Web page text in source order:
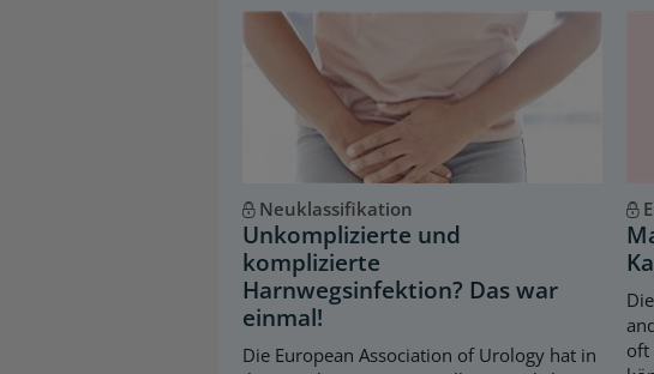
Neuklassifikation
Unkomplizierte und
komplizierte
Harnwegsinfektion? Das war
einmal!
Die European Association of Urology hat in
oft